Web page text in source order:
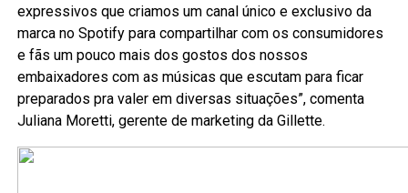
expressivos que criamos um canal único e exclusivo da
marca no Spotify para compartilhar com os consumidores
e fãs um pouco mais dos gostos dos nossos
embaixadores com as músicas que escutam para ficar
preparados pra valer em diversas situações”, comenta
Juliana Moretti, gerente de marketing da Gillette.